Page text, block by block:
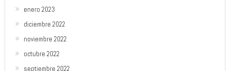
enero 2023
diciembre 2022
noviembre 2022
octubre 2022
septiembre 2022